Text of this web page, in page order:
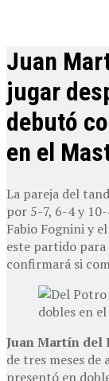
Juan
jugar
debutó
en el
La pareja del
por 5-7, 6-4 y
Fabio Fognini y
este partido
confirmará si
Juan Martín del
de tres meses de
presentó en